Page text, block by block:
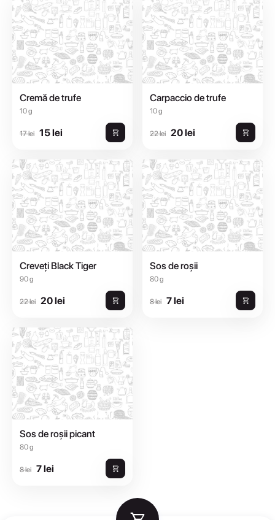
Cremă de trufe
10 g
17 lei 15 lei
Carpaccio de trufe
10 g
22 lei 20 lei
Creveți Black Tiger
90 g
22 lei 20 lei
Sos de roșii
80 g
8 lei 7 lei
Sos de roșii picant
80 g
8 lei 7 lei